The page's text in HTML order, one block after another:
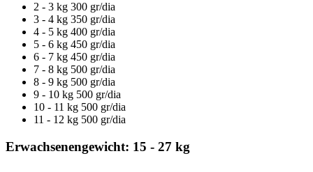
2 - 3 kg 300 gr/dia
3 - 4 kg 350 gr/dia
4 - 5 kg 400 gr/dia
5 - 6 kg 450 gr/dia
6 - 7 kg 450 gr/dia
7 - 8 kg 500 gr/dia
8 - 9 kg 500 gr/dia
9 - 10 kg 500 gr/dia
10 - 11 kg 500 gr/dia
11 - 12 kg 500 gr/dia
Erwachsenengewicht: 15 - 27 kg